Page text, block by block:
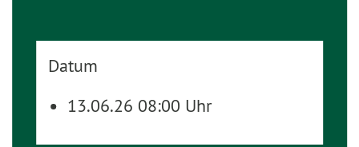
Datum
13.06.26 08:00 Uhr